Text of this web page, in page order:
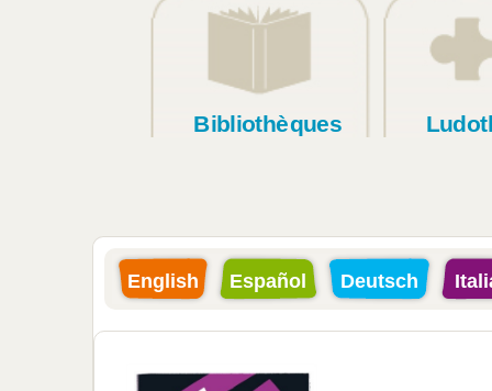
Bibliothèques
English Español Deutsch